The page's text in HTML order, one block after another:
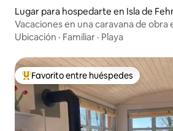
Lugar para hospedarte en Isla de
Vacaciones en una caravana de obra
Ubicación · Familiar · Playa
De los mejores en Favorito entre
Favorito entre huéspedes